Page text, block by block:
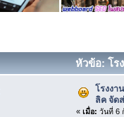
หัวข้อ: โร
โรงงา
ลิค จัด
« เมื่อ: วันที่ 6